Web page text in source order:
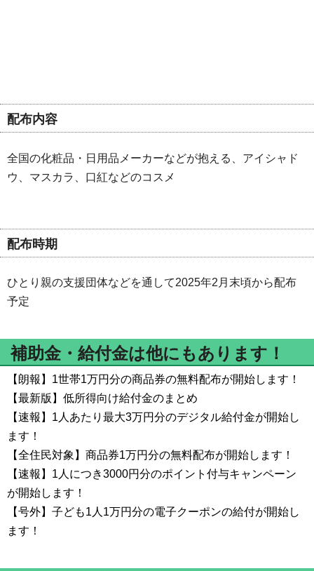
配布内容
全国の化粧品・日用品メーカーなどが抱える、アイシャド
ウ、マスカラ、口紅などのコスメ
配布時期
ひとり親の支援団体などを通して2025年2月末頃から配布
予定
補助金・給付金は他にもあります！
【朗報】1世帯1万円分の商品券の無料配布が開始します！
【最新版】低所得向け給付金のまとめ
【速報】1人あたり最大3万円分のデジタル給付金が開始し
ます！
【全住民対象】商品券1万円分の無料配布が開始します！
【速報】1人につき3000円分のポイント付与キャンペーン
が開始します！
【号外】子ども1人1万円分の電子クーポンの給付が開始し
ます！